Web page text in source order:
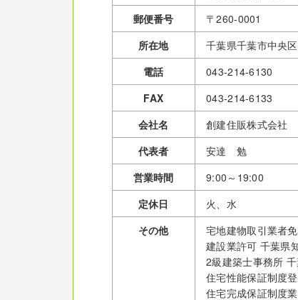
郵便番号
〒260-0001
所在地
千葉県千葉市中央
電話
043-214-6130
FAX
043-214-6133
会社名
創建住販株式会社
代表者
安達 勉
営業時間
9:00～19:00
定休日
火、水
その他
宅地建物取引業者
建設業許可 千葉県
2級建築士事務所
住宅性能保証制度
住宅完成保証制度